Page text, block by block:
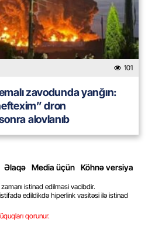
101
zavodunda yanğın:
dron
alovlanıb
Əlaqə Media üçün Köhnə versiya
istinad edilməsi vacibdir.
edildikdə hiperlink vasitəsi ilə istinad
qorunur.